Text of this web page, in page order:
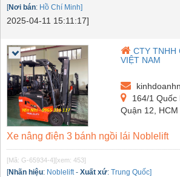
[Nơi bán: Hồ Chí Minh]
2025-04-11 15:11:17]
CTY TNHH
VIỆT NAM
164/1 Quốc
Quận 12, HCM
Xe nâng điện 3 bánh ngồi lái Noblelift
[Mã: G-65934-4][xem: 453]
[Nhãn hiệu: Noblelift - Xuất xứ: Trung Quốc]